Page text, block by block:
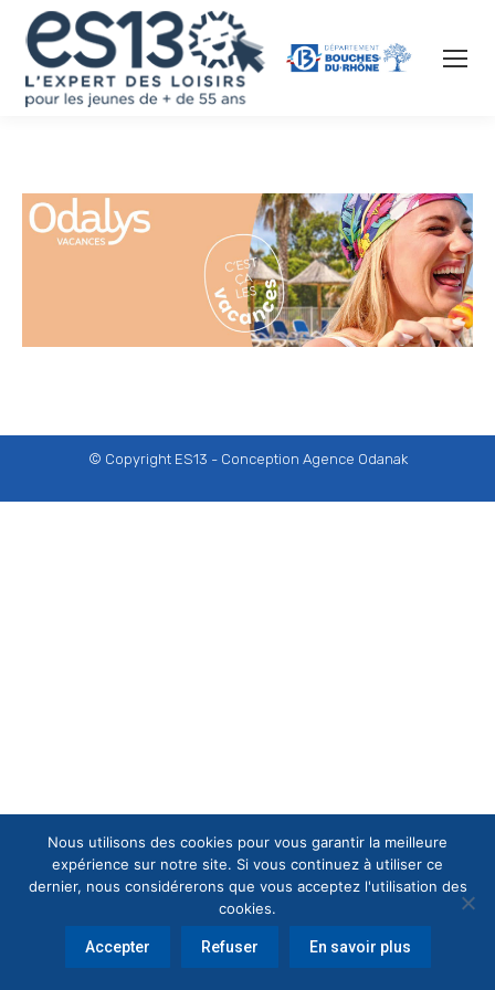
© Copyright ES13 - Conception Agence Odanak
Nous utilisons des cookies pour vous garantir la meilleure
expérience sur notre site. Si vous continuez à utiliser ce
dernier, nous considérerons que vous acceptez l'utilisation des
cookies.
Accepter Refuser En savoir plus